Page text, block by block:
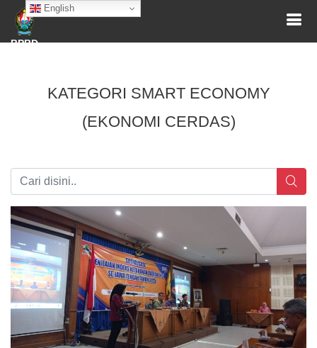
English
BPBD
KATEGORI SMART ECONOMY
(EKONOMI CERDAS)